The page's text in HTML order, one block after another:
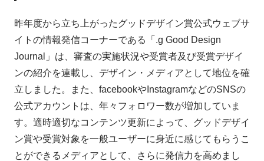
昨年度から立ち上がったグッドデザイン賞公式ウェブサ
イトの情報発信コーナーである「.g Good Design
Journal」は、審査の実施状況や受賞者及び受賞デザイ
ンの紹介を連載し、デザイン・メディアとして地位を確
立しました。また、facebookやInstagramなどのSNSの
公式アカウントは、年々フォロワー数が増加していま
す。適時適切なコンテンツ更新によって、グッドデザイ
ン賞や受賞対象を一般ユーザーに身近に感じてもらうこ
とができるメディアとして、さらに発信力を高めまし